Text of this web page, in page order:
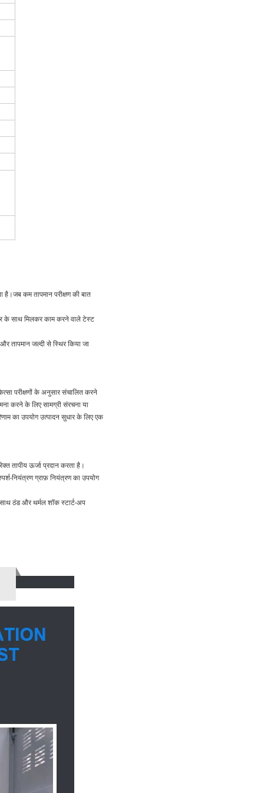
है।जब कम तापमान परीक्षण की बात
के साथ मिलकर काम करने वाले टेस्ट
तापमान जल्दी से स्थिर किया जा
परीक्षणों के अनुसार संचालित करने
करने के लिए सामग्री संरचना या
का उपयोग उत्पादन सुधार के लिए एक
तापीय ऊर्जा प्रदान करता है।
नियंत्रण ग्राफ़ नियंत्रण का उपयोग
ठंड और थर्मल शॉक स्टार्ट-अप